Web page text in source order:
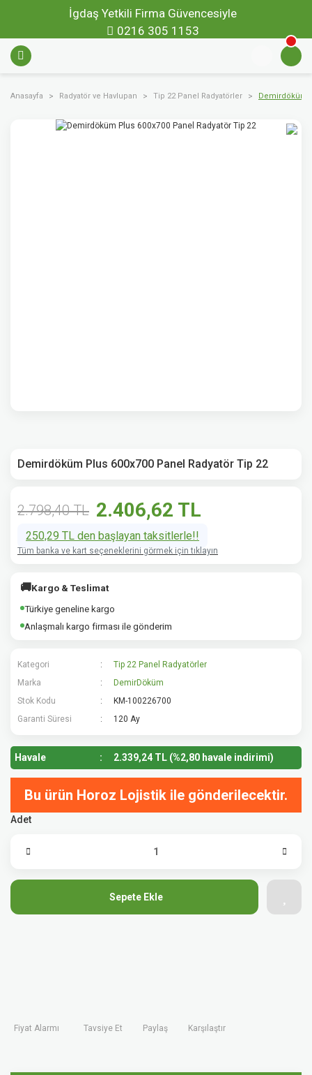
İgdaş Yetkili Firma Güvencesiyle
0216 305 1153
Anasayfa Radyatör ve Havlupan Tip 22 Panel Radyatörler Demirdöküm
Demirdöküm Plus 600x700 Panel Radyatör Tip 22
2.798,40 TL 2.406,62 TL
250,29 TL den başlayan taksitlerle!!
Tüm banka ve kart seçeneklerini görmek için tıklayın
🚚Kargo & Teslimat
Türkiye geneline kargo
Anlaşmalı kargo firması ile gönderim
Kategori
Tip 22 Panel Radyatörler
Marka
DemirDöküm
Stok Kodu
KM-100226700
Garanti Süresi
120 Ay
Havale 2.339,24 TL (%2,80 havale indirimi)
Bu ürün Horoz Lojistik ile gönderilecektir.
Adet
Sepete Ekle
Fiyat Alarmı Tavsiye Et Paylaş Karşılaştır